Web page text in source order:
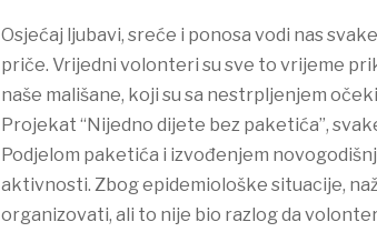
Osjećaj ljubavi, sreće i ponosa vodi nas
priče. Vrijedni volonteri su sve to vrijeme
naše mališane, koji su sa nestrpljenjem
Projekat “Nijedno dijete bez paketića”,
Podjelom paketića i izvođenjem
aktivnosti. Zbog epidemiološke situacije,
organizovati, ali to nije bio razlog da